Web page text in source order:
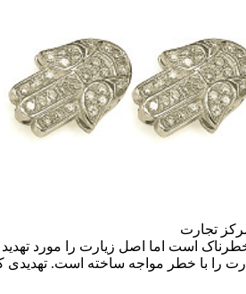
تجارت
است اما اصل زیارت را مورد
را با خطر مواجه ساخته است. تهدیدی